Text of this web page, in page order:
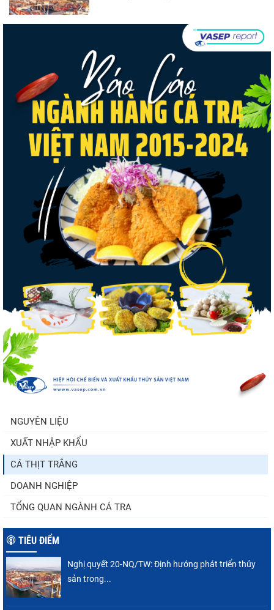
Góp ý Dự thảo Luật An toàn thực phẩm
(sửa đổi)
Thuế Mục 301 và bài toán thích ứng của
tôm Việt tại thị...
Xuất khẩu cá tra sang CPTPP: Mở rộng cơ
hội cho hàng giá trị...
Xuất khẩu cá ngừ Việt Nam sang Canada
tăng nhẹ, áp lực mới...
Nguồn cung giảm, giá cá rô phi Trung Quốc
tiếp tục tăng
Trung Quốc tăng mạnh nhập khẩu mực,
trong khi nguồn cung...
sàng cho chuỗi...
NGUYÊN LIỆU
XUẤT NHẬP KHẨU
CÁ THỊT TRẮNG
DOANH NGHIỆP
TỔNG QUAN NGÀNH CÁ TRA
TIÊU ĐIỂM
Nghị quyết 20-NQ/TW: Định hướng phát triển thủy
sản trong...